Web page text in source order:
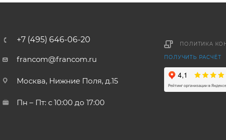
+7 (495) 646-06-20
francom@francom.ru
Москва, Нижние Поля, д.15
Пн – Пт: с 10:00 до 17:00
ПОЛИТИКА
ПОЛУЧИТЬ РАСЧЁТ